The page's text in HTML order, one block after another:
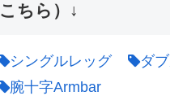
こちら）↓
シングルレッグ
ダ
腕十字Armbar